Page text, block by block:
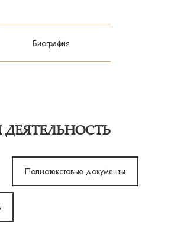
Биография
Полнотекстовые документы